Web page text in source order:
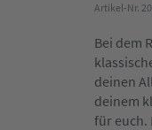
Artikel-Nr.
Bei dem
deinen
deinem
für euch.